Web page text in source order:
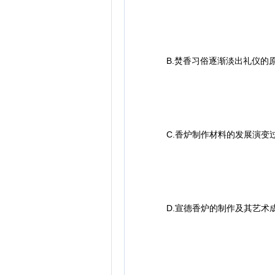
B.焚香习俗逐渐淡出礼仪的
C.香炉制作材料的发展演变
D.宣德香炉的制作及其艺术